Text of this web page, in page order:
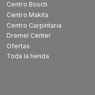
Centro Bosch
Centro Makita
Centro Carpintaria
Dremel Center
Ofertas
Toda la tienda